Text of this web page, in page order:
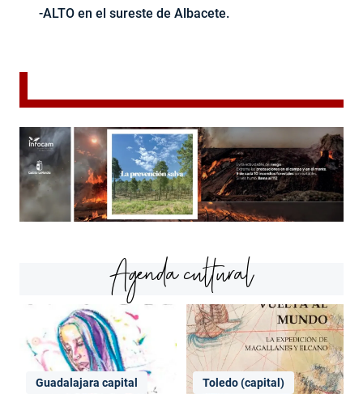
-ALTO en el sureste de Albacete.
Agenda cultural
Guadalajara capital Toledo (capital)